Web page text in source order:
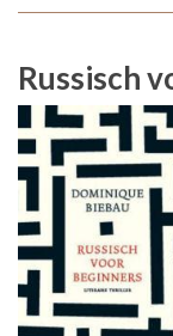
Russisch